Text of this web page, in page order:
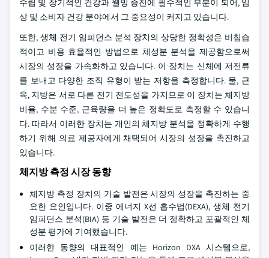
수립 및 장기적인 건강과 웰빙 증진에 필수적인 부분이 되어, 임
상 및 소비자 건강 분야에서 그 중요성이 커지고 있습니다.
또한, 생체 전기 임피던스 분석 장치의 상당한 정확성은 비침습
적이고 비용 효율적인 방법으로 체성분 분석을 제공함으로써
시장의 성장을 가속화하고 있습니다. 이 장치는 신체에 저전류
를 보내고 다양한 조직 유형이 받는 저항을 측정합니다. 물, 근
육, 지방은 서로 다른 전기 전도성을 가지므로 이 장치는 체지방
비율, 수분 수준, 근육량을 더 높은 정확도로 측정할 수 있습니
다. 따라서 이러한 장치는 개인의 체지방 분석을 정확하게 수행
하기 위해 의료 제공자에게 채택되어 시장의 성장을 촉진하고
있습니다.
체지방 측정 시장 동향
체지방 측정 장치의 기술 발전은 시장의 성장을 촉진하는 중
요한 요인입니다. 이중 에너지 X선 흡수법(DEXA), 생체 전기
임피던스 분석(BIA) 등 기술 발전은 더 정확하고 포괄적인 체
성분 평가에 기여했습니다.
이러한 동향의 대표적인 예는 Horizon DXA 시스템으로,